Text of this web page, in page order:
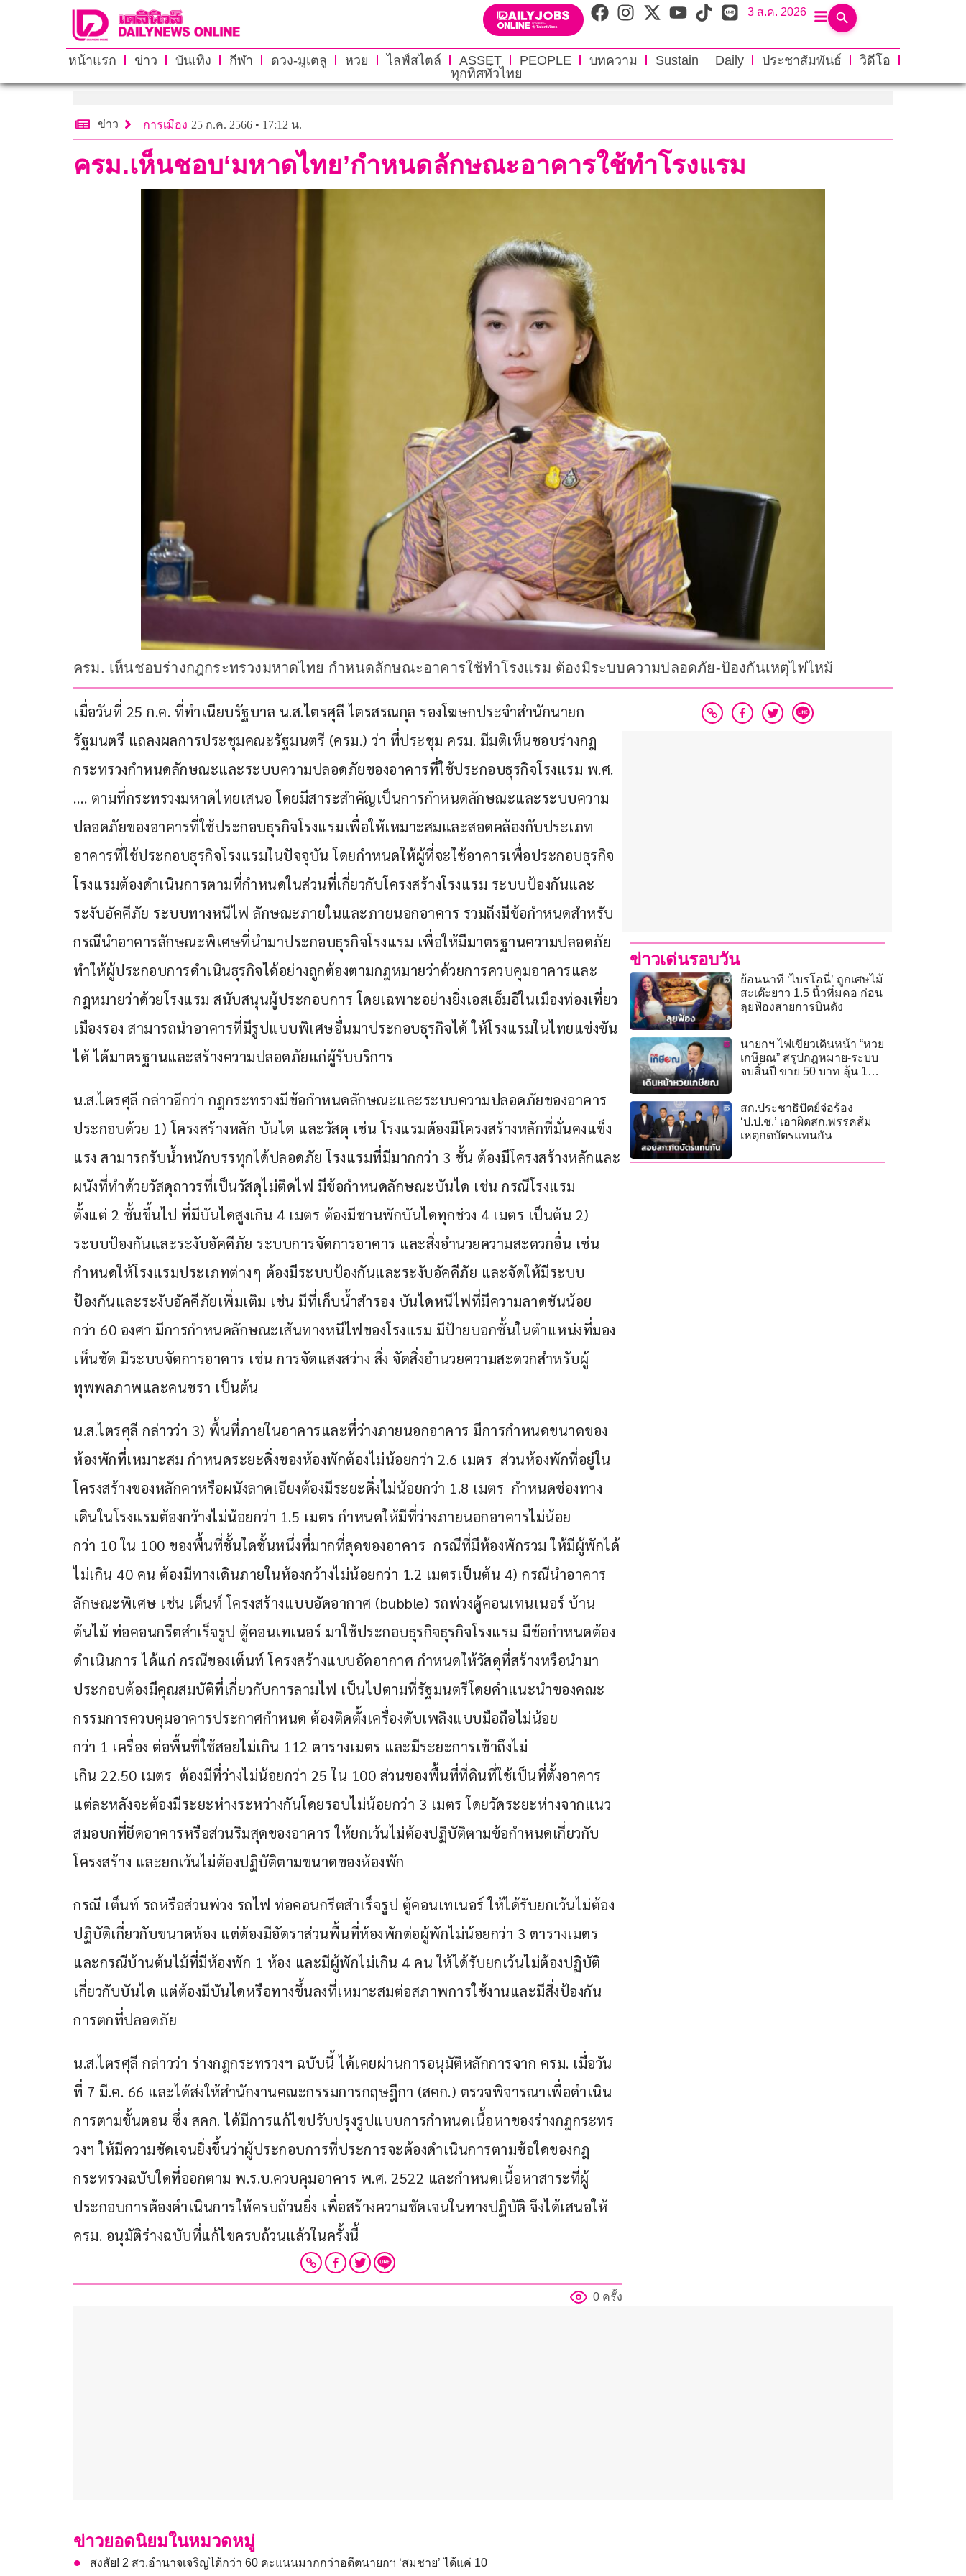
3 ส.ค. 2026
หน้าแรก ข่าว บันเทิง กีฬา ดวง-มูเตลู หวย ไลฟ์สไตล์ ASSET PEOPLE บทความ Sustain Daily ประชาสัมพันธ์
วิดีโอ
ทุกทิศทั่วไทย
ข่าว การเมือง 25 ก.ค. 2566 • 17:12 น.
ครม.เห็นชอบ‘มหาดไทย’กำหนดลักษณะอาคารใช้ทำโรงแรม
ครม. เห็นชอบร่างกฎกระทรวงมหาดไทย กำหนดลักษณะอาคารใช้ทำโรงแรม ต้องมีระบบความปลอดภัย-ป้องกันเหตุไฟไหม้
เมื่อวันที่ 25 ก.ค. ที่ทำเนียบรัฐบาล น.ส.ไตรศุลี ไตรสรณกุล รองโฆษกประจำสำนักนายก
รัฐมนตรี แถลงผลการประชุมคณะรัฐมนตรี (ครม.) ว่า ที่ประชุม ครม. มีมติเห็นชอบร่างกฎ
กระทรวงกำหนดลักษณะและระบบความปลอดภัยของอาคารที่ใช้ประกอบธุรกิจโรงแรม พ.ศ.
…. ตามที่กระทรวงมหาดไทยเสนอ โดยมีสาระสำคัญเป็นการกำหนดลักษณะและระบบความ
ปลอดภัยของอาคารที่ใช้ประกอบธุรกิจโรงแรมเพื่อให้เหมาะสมและสอดคล้องกับประเภท
อาคารที่ใช้ประกอบธุรกิจโรงแรมในปัจจุบัน โดยกำหนดให้ผู้ที่จะใช้อาคารเพื่อประกอบธุรกิจ
โรงแรมต้องดำเนินการตามที่กำหนดในส่วนที่เกี่ยวกับโครงสร้างโรงแรม ระบบป้องกันและ
ระงับอัคคีภัย ระบบทางหนีไฟ ลักษณะภายในและภายนอกอาคาร รวมถึงมีข้อกำหนดสำหรับ
กรณีนำอาคารลักษณะพิเศษที่นำมาประกอบธุรกิจโรงแรม เพื่อให้มีมาตรฐานความปลอดภัย
ทำให้ผู้ประกอบการดำเนินธุรกิจได้อย่างถูกต้องตามกฎหมายว่าด้วยการควบคุมอาคารและ
กฎหมายว่าด้วยโรงแรม สนับสนุนผู้ประกอบการ โดยเฉพาะอย่างยิ่งเอสเอ็มอีในเมืองท่องเที่ยว
เมืองรอง สามารถนำอาคารที่มีรูปแบบพิเศษอื่นมาประกอบธุรกิจได้ ให้โรงแรมในไทยแข่งขัน
ได้ ได้มาตรฐานและสร้างความปลอดภัยแก่ผู้รับบริการ
น.ส.ไตรศุลี กล่าวอีกว่า กฎกระทรวงมีข้อกำหนดลักษณะและระบบความปลอดภัยของอาคาร
ประกอบด้วย 1) โครงสร้างหลัก บันได และวัสดุ เช่น โรงแรมต้องมีโครงสร้างหลักที่มั่นคงแข็ง
แรง สามารถรับน้ำหนักบรรทุกได้ปลอดภัย โรงแรมที่มีมากกว่า 3 ชั้น ต้องมีโครงสร้างหลักและ
ผนังที่ทำด้วยวัสดุถาวรที่เป็นวัสดุไม่ติดไฟ มีข้อกำหนดลักษณะบันได เช่น กรณีโรงแรม
ตั้งแต่ 2 ชั้นขึ้นไป ที่มีบันไดสูงเกิน 4 เมตร ต้องมีชานพักบันไดทุกช่วง 4 เมตร เป็นต้น 2)
ระบบป้องกันและระงับอัคคีภัย ระบบการจัดการอาคาร และสิ่งอำนวยความสะดวกอื่น เช่น
กำหนดให้โรงแรมประเภทต่างๆ ต้องมีระบบป้องกันและระงับอัคคีภัย และจัดให้มีระบบ
ป้องกันและระงับอัคคีภัยเพิ่มเติม เช่น มีที่เก็บน้ำสำรอง บันไดหนีไฟที่มีความลาดชันน้อย
กว่า 60 องศา มีการกำหนดลักษณะเส้นทางหนีไฟของโรงแรม มีป้ายบอกชั้นในตำแหน่งที่มอง
เห็นชัด มีระบบจัดการอาคาร เช่น การจัดแสงสว่าง สิ่ง จัดสิ่งอำนวยความสะดวกสำหรับผู้
ทุพพลภาพและคนชรา เป็นต้น
น.ส.ไตรศุลี กล่าวว่า 3) พื้นที่ภายในอาคารและที่ว่างภายนอกอาคาร มีการกำหนดขนาดของ
ห้องพักที่เหมาะสม กำหนดระยะดิ่งของห้องพักต้องไม่น้อยกว่า 2.6 เมตร  ส่วนห้องพักที่อยู่ใน
โครงสร้างของหลักคาหรือผนังลาดเอียงต้องมีระยะดิ่งไม่น้อยกว่า 1.8 เมตร  กำหนดช่องทาง
เดินในโรงแรมต้องกว้างไม่น้อยกว่า 1.5 เมตร กำหนดให้มีที่ว่างภายนอกอาคารไม่น้อย
กว่า 10 ใน 100 ของพื้นที่ชั้นใดชั้นหนึ่งที่มากที่สุดของอาคาร  กรณีที่มีห้องพักรวม ให้มีผู้พักได้
ไม่เกิน 40 คน ต้องมีทางเดินภายในห้องกว้างไม่น้อยกว่า 1.2 เมตรเป็นต้น 4) กรณีนำอาคาร
ลักษณะพิเศษ เช่น เต็นท์ โครงสร้างแบบอัดอากาศ (bubble) รถพ่วงตู้คอนเทนเนอร์ บ้าน
ต้นไม้ ท่อคอนกรีตสำเร็จรูป ตู้คอนเทเนอร์ มาใช้ประกอบธุรกิจธุรกิจโรงแรม มีข้อกำหนดต้อง
ดำเนินการ ได้แก่ กรณีของเต็นท์ โครงสร้างแบบอัดอากาศ กำหนดให้วัสดุที่สร้างหรือนำมา
ประกอบต้องมีคุณสมบัติที่เกี่ยวกับการลามไฟ เป็นไปตามที่รัฐมนตรีโดยคำแนะนำของคณะ
กรรมการควบคุมอาคารประกาศกำหนด ต้องติดตั้งเครื่องดับเพลิงแบบมือถือไม่น้อย
กว่า 1 เครื่อง ต่อพื้นที่ใช้สอยไม่เกิน 112 ตารางเมตร และมีระยะการเข้าถึงไม่
เกิน 22.50 เมตร  ต้องมีที่ว่างไม่น้อยกว่า 25 ใน 100 ส่วนของพื้นที่ที่ดินที่ใช้เป็นที่ตั้งอาคาร
แต่ละหลังจะต้องมีระยะห่างระหว่างกันโดยรอบไม่น้อยกว่า 3 เมตร โดยวัดระยะห่างจากแนว
สมอบกที่ยึดอาคารหรือส่วนริมสุดของอาคาร ให้ยกเว้นไม่ต้องปฏิบัติตามข้อกำหนดเกี่ยวกับ
โครงสร้าง และยกเว้นไม่ต้องปฏิบัติตามขนาดของห้องพัก
กรณี เต็นท์ รถหรือส่วนพ่วง รถไฟ ท่อคอนกรีตสำเร็จรูป ตู้คอนเทเนอร์ ให้ได้รับยกเว้นไม่ต้อง
ปฏิบัติเกี่ยวกับขนาดห้อง แต่ต้องมีอัตราส่วนพื้นที่ห้องพักต่อผู้พักไม่น้อยกว่า 3 ตารางเมตร
และกรณีบ้านต้นไม้ที่มีห้องพัก 1 ห้อง และมีผู้พักไม่เกิน 4 คน ให้ได้รับยกเว้นไม่ต้องปฏิบัติ
เกี่ยวกับบันได แต่ต้องมีบันไดหรือทางขึ้นลงที่เหมาะสมต่อสภาพการใช้งานและมีสิ่งป้องกัน
การตกที่ปลอดภัย
น.ส.ไตรศุลี กล่าวว่า ร่างกฎกระทรวงฯ ฉบับนี้ ได้เคยผ่านการอนุมัติหลักการจาก ครม. เมื่อวัน
ที่ 7 มี.ค. 66 และได้ส่งให้สำนักงานคณะกรรมการกฤษฎีกา (สคก.) ตรวจพิจารณาเพื่อดำเนิน
การตามขั้นตอน ซึ่ง สคก. ได้มีการแก้ไขปรับปรุงรูปแบบการกำหนดเนื้อหาของร่างกฎกระทร
วงฯ ให้มีความชัดเจนยิ่งขึ้นว่าผู้ประกอบการที่ประการจะต้องดำเนินการตามข้อใดของกฎ
กระทรวงฉบับใดที่ออกตาม พ.ร.บ.ควบคุมอาคาร พ.ศ. 2522 และกำหนดเนื้อหาสาระที่ผู้
ประกอบการต้องดำเนินการให้ครบถ้วนยิ่ง เพื่อสร้างความชัดเจนในทางปฏิบัติ จึงได้เสนอให้
ครม. อนุมัติร่างฉบับที่แก้ไขครบถ้วนแล้วในครั้งนี้
0 ครั้ง
ข่าวเด่นรอบวัน
ย้อนนาที ‘ไบรโอนี่’ ถูกเศษไม้
สะเต๊ะยาว 1.5 นิ้วทิ่มคอ ก่อน
ลุยฟ้องสายการบินดัง
นายกฯ ไฟเขียวเดินหน้า “หวย
เกษียณ” สรุปกฎหมาย-ระบบ
จบสิ้นปี ขาย 50 บาท ลุ้น 1
สก.ประชาธิปัตย์จ่อร้อง
‘ป.ป.ช.’ เอาผิดสก.พรรคส้ม
เหตุกดบัตรแทนกัน
ข่าวยอดนิยมในหมวดหมู่
สงสัย! 2 สว.อำนาจเจริญได้กว่า 60 คะแนนมากกว่าอดีตนายกฯ ‘สมชาย’ ได้แค่ 10